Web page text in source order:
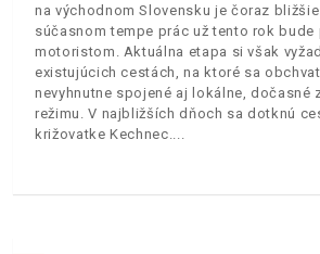
na východnom Slovensku je čoraz
súčasnom tempe prác už tento rok
motoristom. Aktuálna etapa si však
existujúcich cestách, na ktoré sa
nevyhnutne spojené aj lokálne, dočasné
režimu. V najbližších dňoch sa dotknú
križovatke Kechnec.